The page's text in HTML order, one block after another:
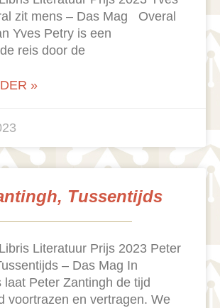
zit mens – Das Mag Overal
Yves Petry is een
reis door de
»
Tussentijds
Literatuur Prijs 2023 Peter
– Das Mag In
laat Peter Zantingh de tijd
voortrazen en vertragen. We